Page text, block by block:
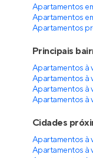
Apartamentos
Apartamentos
Apartamentos
Principais
Apartamentos à
Apartamentos à
Apartamentos à
Apartamentos à
Cidades
Apartamentos à
Apartamentos à